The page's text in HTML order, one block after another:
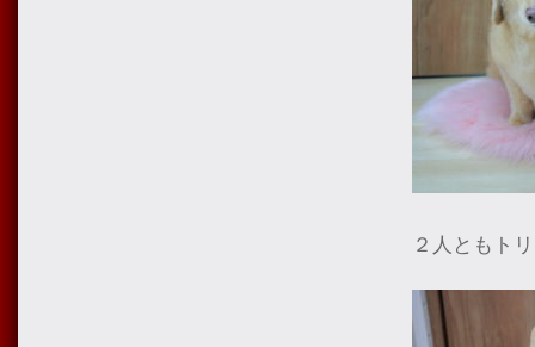
２人ともト